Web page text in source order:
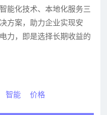
能化技术、本地化服务三
方案，助力企业实现安
力，即是选择长期收益的
智能 价格